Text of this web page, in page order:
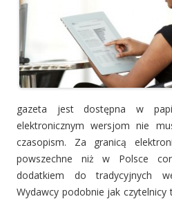
gazeta jest dostępna w
elektronicznym wersjom nie
czasopism. Za granicą
powszechne niż w Polsce
dodatkiem do tradycyjnych
Wydawcy podobnie jak czytelnicy